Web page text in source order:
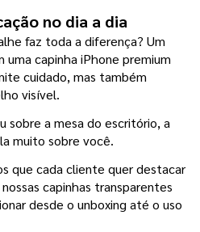
no dia a dia
faz toda a diferença? Um
capinha iPhone premium
cuidado, mas também
visível.
sobre a mesa do escritório, a
muito sobre você.
que cada cliente quer destacar
capinhas transparentes
desde o unboxing até o uso